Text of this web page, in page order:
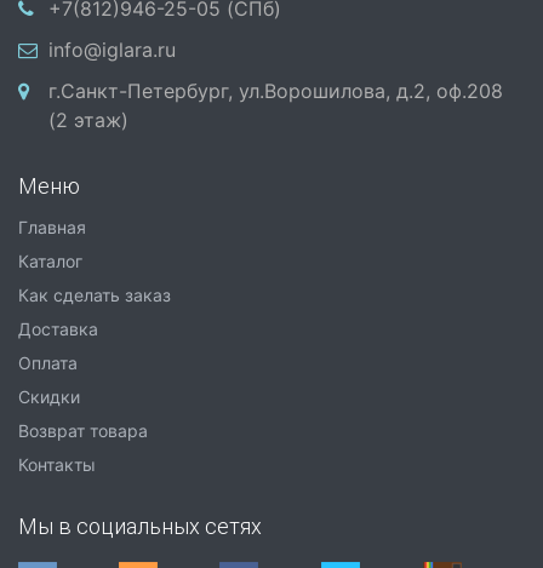
+7(812)946-25-05 (СПб)
info@iglara.ru
г.Санкт-Петербург, ул.Ворошилова, д.2, оф.208
(2 этаж)
Меню
Главная
Каталог
Как сделать заказ
Доставка
Оплата
Скидки
Возврат товара
Контакты
Мы в социальных сетях